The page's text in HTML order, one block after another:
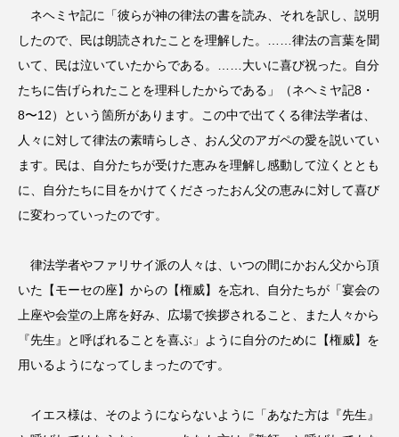
ネヘミヤ記に「彼らが神の律法の書を読み、それを訳し、説明
したので、民は朗読されたことを理解した。……律法の言葉を聞
いて、民は泣いていたからである。……大いに喜び祝った。自分
たちに告げられたことを理科したからである」（ネヘミヤ記8・
8〜12）という箇所があります。この中で出てくる律法学者は、
人々に対して律法の素晴らしさ、おん父のアガペの愛を説いてい
ます。民は、自分たちが受けた恵みを理解し感動して泣くととも
に、自分たちに目をかけてくださったおん父の恵みに対して喜び
に変わっていったのです。
律法学者やファリサイ派の人々は、いつの間にかおん父から頂
いた【モーセの座】からの【権威】を忘れ、自分たちが「宴会の
上座や会堂の上席を好み、広場で挨拶されること、また人々から
『先生』と呼ばれることを喜ぶ」ように自分のために【権威】を
用いるようになってしまったのです。
イエス様は、そのようにならないように「あなた方は『先生』